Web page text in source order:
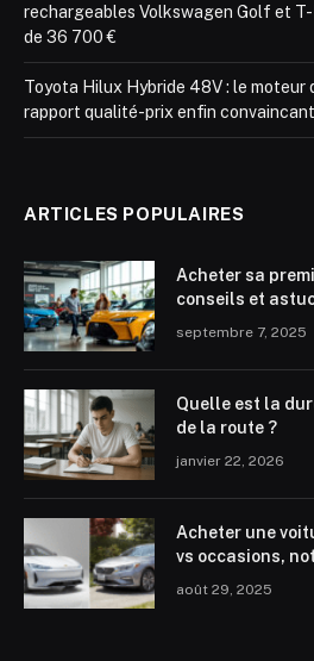
rechargeables Volkswagen Golf et T-
de 36 700 €
Toyota Hilux Hybride 48V : le moteur
rapport qualité-prix enfin convaincant
ARTICLES POPULAIRES
Acheter sa
conseils et
septembre 7, 2025
Quelle est la
de la route ?
janvier 22, 2026
Acheter une
vs occasions,
août 29, 2025